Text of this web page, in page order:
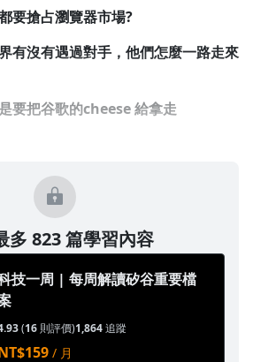
要搶占瀏覽器市場?
有沒有遇過對手，他們怎麼一路走來
要把谷歌的cheese 給拿走
多 823 篇學習內容
技一周 | 每周解讀矽谷重要檔
(16 則評價)1,864追蹤
/ 月
去逛逛